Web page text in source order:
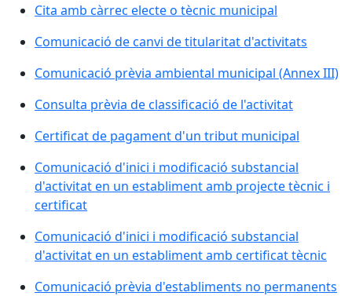
Cita amb càrrec electe o tècnic municipal
Comunicació de canvi de titularitat d'activitats
Comunicació prèvia ambiental municipal (Annex III)
Consulta prèvia de classificació de l'activitat
Certificat de pagament d'un tribut municipal
Comunicació d'inici i modificació substancial
d'activitat en un establiment amb projecte tècnic i
certificat
Comunicació d'inici i modificació substancial
d'activitat en un establiment amb certificat tècnic
Comunicació prèvia d'establiments no permanents